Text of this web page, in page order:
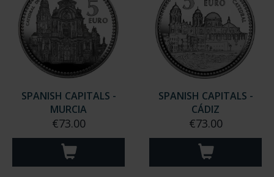
SPANISH CAPITALS -
MURCIA
€73.00
SPANISH CAPITALS -
CÁDIZ
€73.00